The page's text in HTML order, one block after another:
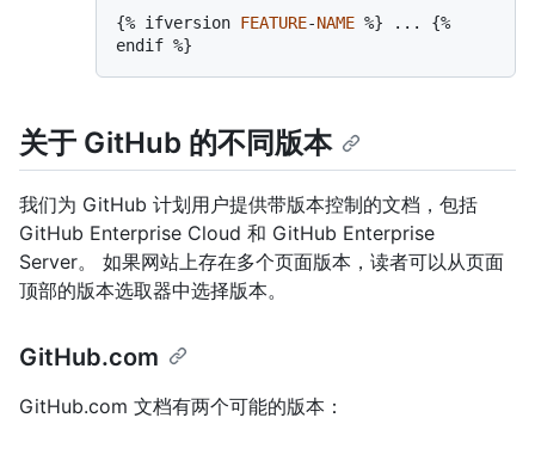
{% ifversion FEATURE-NAME %} ... {%
关于 GitHub 的不同版本
我们为 GitHub 计划用户提供带版本控制的文档，包括
GitHub Enterprise Cloud 和 GitHub Enterprise
Server。 如果网站上存在多个页面版本，读者可以从页面
顶部的版本选取器中选择版本。
GitHub.com
GitHub.com 文档有两个可能的版本：